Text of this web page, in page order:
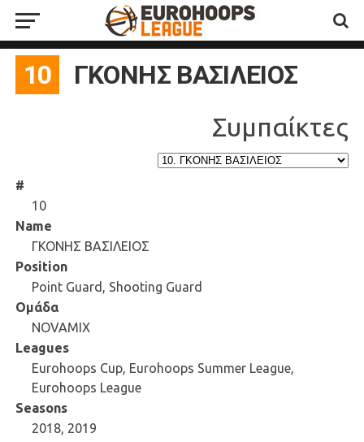
10 ΓΚΟΝΗΣ ΒΑΣΙΛΕΙΟΣ
#
10
Name
ΓΚΟΝΗΣ ΒΑΣΙΛΕΙΟΣ
Position
Point Guard, Shooting Guard
Ομάδα
NOVAMIX
Leagues
Eurohoops Cup, Eurohoops Summer League,
Eurohoops League
Seasons
2018, 2019